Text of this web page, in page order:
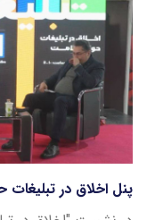
پنل اخلاق در